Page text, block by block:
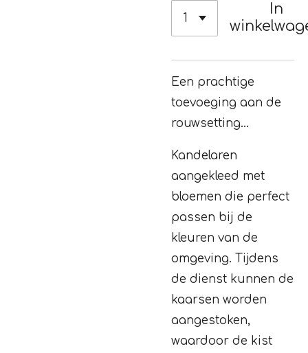
In
Een prachtige
toevoeging aan de
rouwsetting...
Kandelaren
aangekleed met
bloemen die perfect
passen bij de
kleuren van de
omgeving. Tijdens
de dienst kunnen de
kaarsen worden
aangestoken,
waardoor de kist